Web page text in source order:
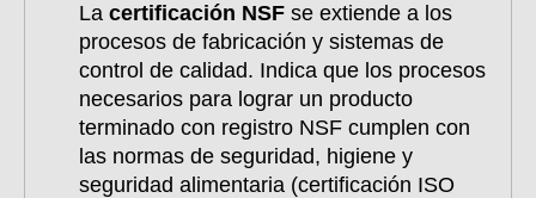
La certificación NSF se extiende a los
procesos de fabricación y sistemas de
control de calidad. Indica que los procesos
necesarios para lograr un producto
terminado con registro NSF cumplen con
las normas de seguridad, higiene y
seguridad alimentaria (certificación ISO